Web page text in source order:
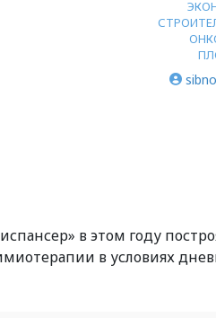
в этом году
в условиях